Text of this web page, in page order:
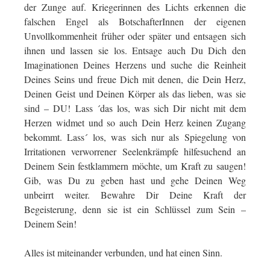
der Zunge auf. Kriegerinnen des Lichts erkennen die
falschen Engel als BotschafterInnen der eigenen
Unvollkommenheit früher oder später und entsagen sich
ihnen und lassen sie los. Entsage auch Du Dich den
Imaginationen Deines Herzens und suche die Reinheit
Deines Seins und freue Dich mit denen, die Dein Herz,
Deinen Geist und Deinen Körper als das lieben, was sie
sind – DU! Lass ´das los, was sich Dir nicht mit dem
Herzen widmet und so auch Dein Herz keinen Zugang
bekommt. Lass´ los, was sich nur als Spiegelung von
Irritationen verworrener Seelenkrämpfe hilfesuchend an
Deinem Sein festklammern möchte, um Kraft zu saugen!
Gib, was Du zu geben hast und gehe Deinen Weg
unbeirrt weiter. Bewahre Dir Deine Kraft der
Begeisterung, denn sie ist ein Schlüssel zum Sein –
Deinem Sein!
Alles ist miteinander verbunden, und hat einen Sinn.